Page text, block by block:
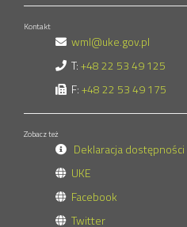
Kontakt
wml@uke.gov.pl
T:+48 22 53 49 125
F:+48 22 53 49 175
Zobacz też
Deklaracja dostępności
UKE
Facebook
Twitter